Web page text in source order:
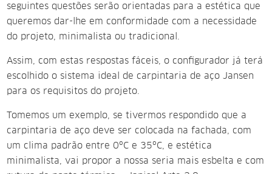
seguintes questões serão orientadas para a estética que
queremos dar-lhe em conformidade com a necessidade
do projeto, minimalista ou tradicional.
Assim, com estas respostas fáceis, o configurador já terá
escolhido o sistema ideal de carpintaria de aço Jansen
para os requisitos do projeto.
Tomemos um exemplo, se tivermos respondido que a
carpintaria de aço deve ser colocada na fachada, com
um clima padrão entre 0ºC e 35ºC, e estética
minimalista, vai propor a nossa seria mais esbelta e com